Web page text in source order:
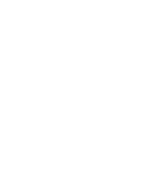
での販売。